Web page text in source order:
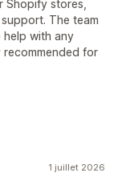
Shopify stores,
The team
with any
recommended for
1 juillet 2026